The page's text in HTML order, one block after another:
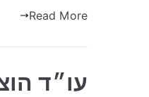
Read More
עו״ד